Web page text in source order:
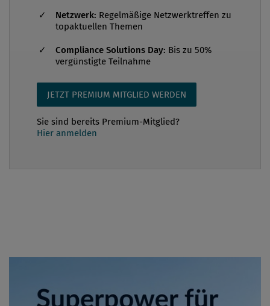
Sie sind 2013 nach Stationen als Finanzanaly...
Netzwerk: Regelmäßige Netzwerktreffen zu
topaktuellen Themen
Compliance Solutions Day: Bis zu 50%
vergünstigte Teilnahme
JETZT PREMIUM MITGLIED WERDEN
Sie sind bereits Premium-Mitglied?
Hier anmelden